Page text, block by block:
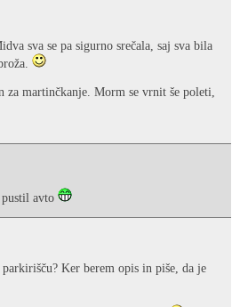
sva se pa sigurno srečala, saj sva bila
za martinčkanje. Morm se vrnit še poleti,
avto
Ker berem opis in piše, da je